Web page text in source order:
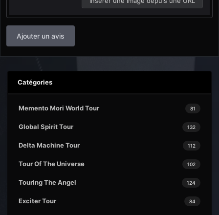
Ajouter un avis
Catégories
81
Memento Mori World Tour
132
Global Spirit Tour
112
Delta Machine Tour
102
Tour Of The Universe
124
Touring The Angel
84
Exciter Tour